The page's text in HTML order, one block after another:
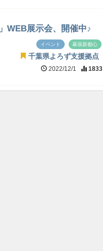
WEB展示会、開催中♪
イベント 幕張新都心
千葉県よろず支援拠点
2022/12/1 1833